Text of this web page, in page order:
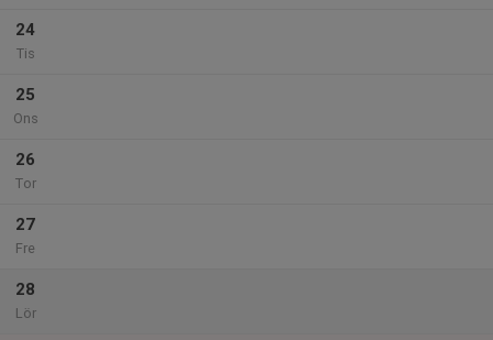
24
Tis
25
Ons
26
Tor
27
Fre
28
Lör